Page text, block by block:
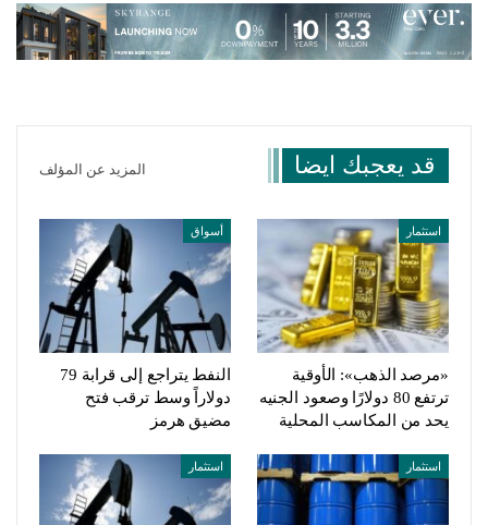
قد يعجبك ايضا المزيد عن المؤلف
استثمار
«مرصد الذهب»: الأوقية
ترتفع 80 دولارًا وصعود الجنيه
يحد من المكاسب المحلية
أسواق
النفط يتراجع إلى قرابة 79
دولاراً وسط ترقب فتح
مضيق هرمز
استثمار استثمار